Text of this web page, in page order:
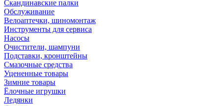
Скандинавские палки
Обслуживание
Велоаптечки, шиномонтаж
Инструменты для сервиса
Насосы
Очистители, шампуни
Подставки, кронштейны
Смазочные средства
Уцененные товары
Зимние товары
Ёлочные игрушки
Ледянки